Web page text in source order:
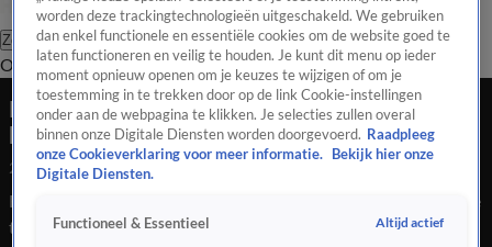
Zoeken
OverzichtRegioUitzendingenWeerTip de redactiePanelVideo's
Panterwelpjes Burgers' Zoo voor het eerst naar
buiten
24 juli 2020, 17:47
Het had wat voeten in de aarde maar het is eindelijk zo ver. De
twee maanden oude panters in Burgers' Zoo hebben hun
worden deze trackingtechnologieën uitgeschakeld. We gebruiken
dan enkel functionele en essentiële cookies om de website goed te
laten functioneren en veilig te houden. Je kunt dit menu op ieder
moment opnieuw openen om je keuzes te wijzigen of om je
toestemming in te trekken door op de link Cookie-instellingen
onder aan de webpagina te klikken. Je selecties zullen overal
binnen onze Digitale Diensten worden doorgevoerd. Raadpleeg
onze Cookieverklaring voor meer informatie.
Bekijk hier onze
Digitale Diensten.
Functioneel & Essentieel Altijd actief